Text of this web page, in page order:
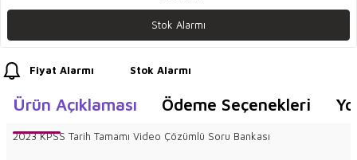
Stok Alarmı
Fiyat Alarmı Stok Alarmı
Ürün Açıklaması Ödeme Seçenekleri
2023 KPSS Tarih Tamamı Video Çözümlü Soru Bankası